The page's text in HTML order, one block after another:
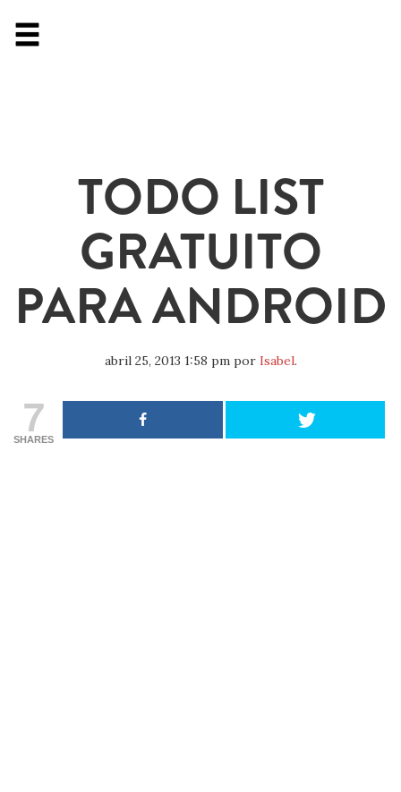
TODO LIST
GRATUITO
PARA ANDROID
abril 25, 2013 1:58 pmpor Isabel.
7
SHARES